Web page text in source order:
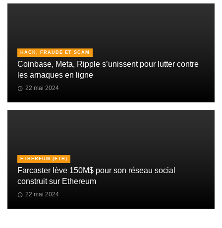
HACK, FRAUDE ET SCAM
Coinbase, Meta, Ripple s’unissent pour lutter contre
les arnaques en ligne
22 mai 2024
ETHEREUM (ETH)
Farcaster lève 150M$ pour son réseau social
construit sur Ethereum
22 mai 2024